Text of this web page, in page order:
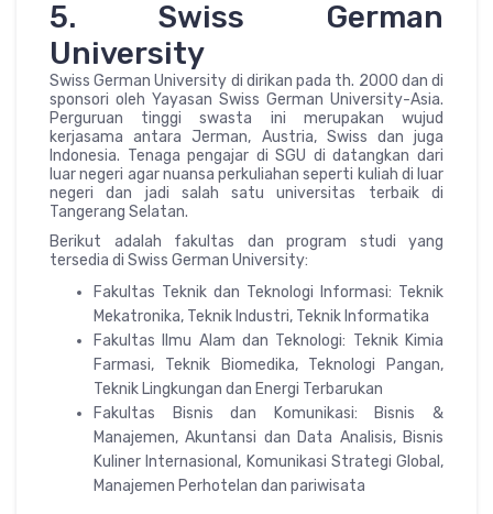
5. Swiss German
University
Swiss German University di dirikan pada th. 2000 dan di
sponsori oleh Yayasan Swiss German University-Asia.
Perguruan tinggi swasta ini merupakan wujud
kerjasama antara Jerman, Austria, Swiss dan juga
Indonesia. Tenaga pengajar di SGU di datangkan dari
luar negeri agar nuansa perkuliahan seperti kuliah di luar
negeri dan jadi salah satu universitas terbaik di
Tangerang Selatan.
Berikut adalah fakultas dan program studi yang
tersedia di Swiss German University:
Fakultas Teknik dan Teknologi Informasi: Teknik
Mekatronika, Teknik Industri, Teknik Informatika
Fakultas Ilmu Alam dan Teknologi: Teknik Kimia
Farmasi, Teknik Biomedika, Teknologi Pangan,
Teknik Lingkungan dan Energi Terbarukan
Fakultas Bisnis dan Komunikasi: Bisnis &
Manajemen, Akuntansi dan Data Analisis, Bisnis
Kuliner Internasional, Komunikasi Strategi Global,
Manajemen Perhotelan dan pariwisata